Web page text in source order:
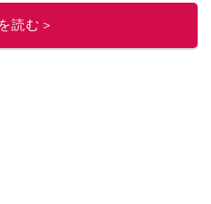
をお届けしているので、ぜひ
読む＞